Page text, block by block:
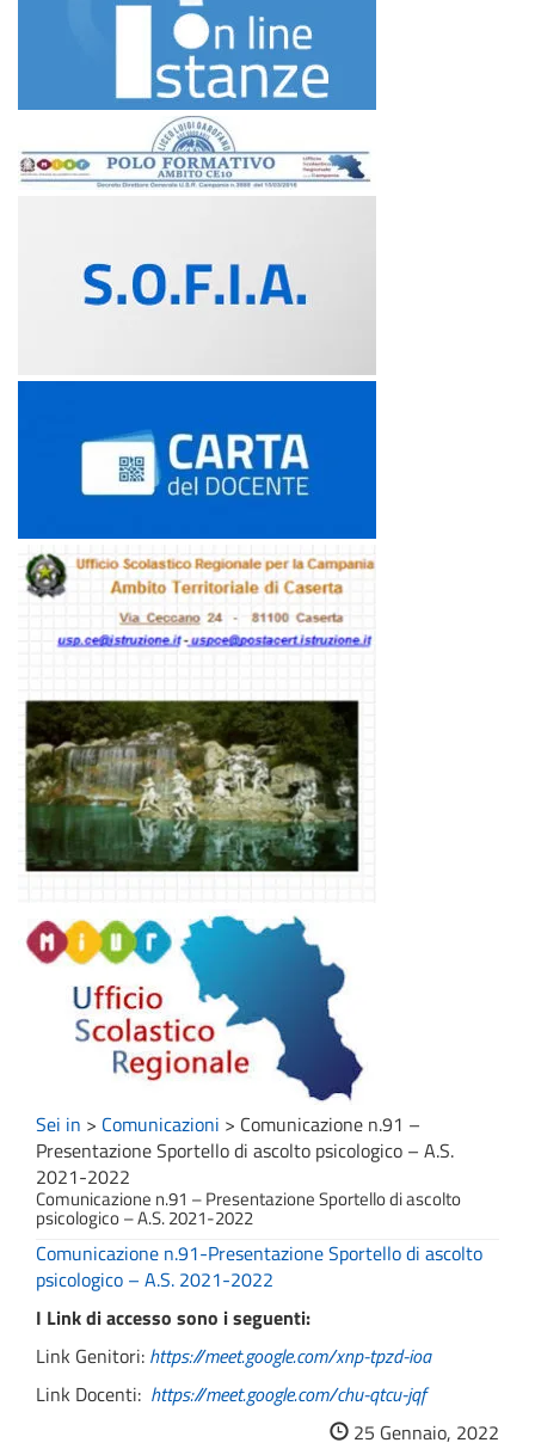
Sei in > Comunicazioni > Comunicazione n.91 –
Presentazione Sportello di ascolto psicologico – A.S.
2021-2022
Comunicazione n.91 – Presentazione Sportello di ascolto
psicologico – A.S. 2021-2022
Comunicazione n.91-Presentazione Sportello di ascolto
psicologico – A.S. 2021-2022
I Link di accesso sono i seguenti:
Link Genitori: https://meet.google.com/xnp-tpzd-ioa
Link Docenti: https://meet.google.com/chu-qtcu-jqf
25 Gennaio, 2022